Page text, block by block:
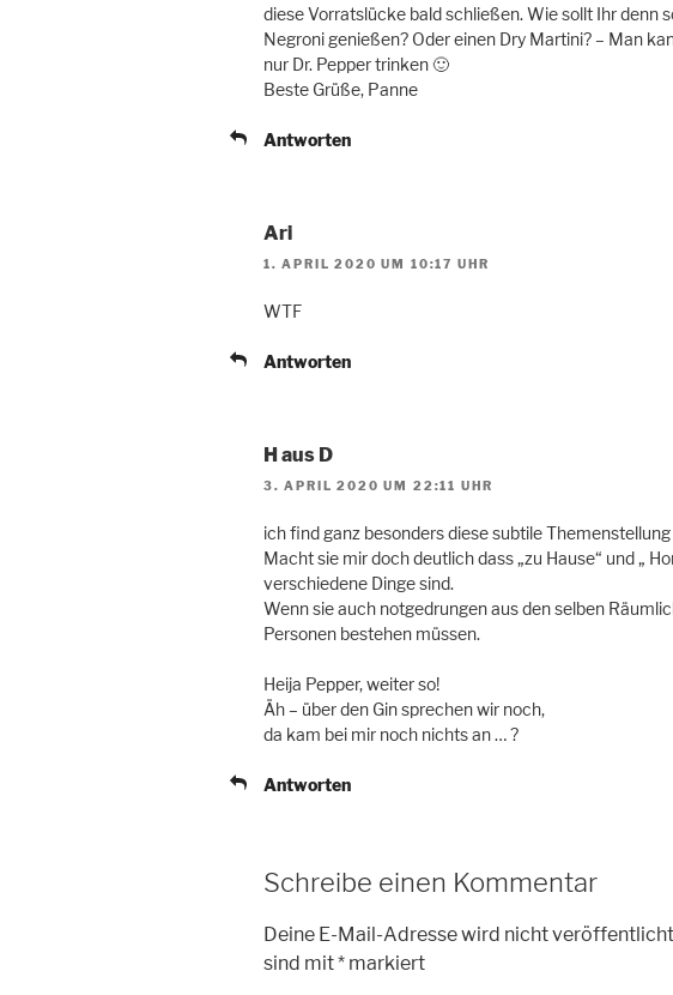
diese Vorratslücke bald schließen. Wie sollt Ihr denn
Negroni genießen? Oder einen Dry Martini? – Man
nur Dr. Pepper trinken 🙂
Beste Grüße, Panne
Antworten
Ari
1. APRIL 2020 UM 10:17 UHR
WTF
Antworten
H aus D
3. APRIL 2020 UM 22:11 UHR
ich find ganz besonders diese subtile
Macht sie mir doch deutlich dass „zu Hause“ und „
verschiedene Dinge sind.
Wenn sie auch notgedrungen aus den selben
Personen bestehen müssen.
Heija Pepper, weiter so!
Äh – über den Gin sprechen wir noch,
da kam bei mir noch nichts an … ?
Antworten
Schreibe einen Kommentar
Deine E-Mail-Adresse wird nicht
sind mit* markiert